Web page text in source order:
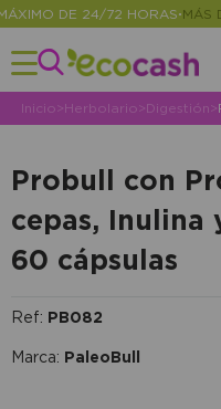
DE 24/72 HORAS•MÁS DE
Inicio>Herbolario>Digestión>
Probull con
cepas, Inulina
60 cápsulas
Ref: PB082
Marca: PaleoBull